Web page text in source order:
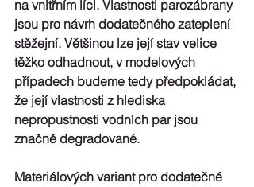
na vnitřním líci. Vlastnosti parozábrany
jsou pro návrh dodatečného zateplení
stěžejní. Většinou lze její stav velice
těžko odhadnout, v modelových
případech budeme tedy předpokládat,
že její vlastnosti z hlediska
nepropustnosti vodních par jsou
značně degradované.
Materiálových variant pro dodatečné